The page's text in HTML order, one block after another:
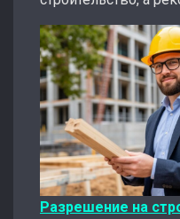
Разрешение на